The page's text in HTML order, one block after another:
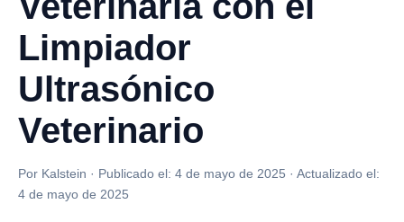
Limpiador
Ultrasónico
Veterinario
Por Kalstein · Publicado el: 4 de mayo de 2025 · Actualizado el:
4 de mayo de 2025